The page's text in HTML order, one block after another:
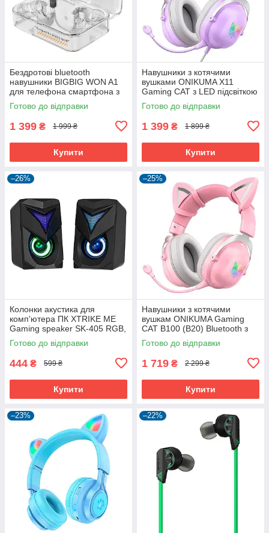
Бездротові bluetooth
навушники BIGBIG WON A1
для телефона смартфона з
ігровим режимом
Готово до відправки
1 399 ₴ 1 999 ₴
Купити
Навушники з котячими
вушками ONIKUMA X11
Gaming CAT з LED підсвіткою
з шумопоглинанням та
мікрофоном ігрові геймерські
Готово до відправки
1 399 ₴ 1 899 ₴
Купити
–26%
Колонки акустика для
комп'ютера ПК XTRIKE ME
Gaming speaker SK-405 RGB,
3Wx2, 3.5mm+USB
Готово до відправки
444 ₴ 599 ₴
Купити
–25%
Навушники з котячими
вушкам ONIKUMA Gaming
CAT B100 (B20) Bluetooth з
LED підсвіткою і мікрофоном
ігрові геймерські Pink
Готово до відправки
1 719 ₴ 2 299 ₴
Купити
–23% –22%